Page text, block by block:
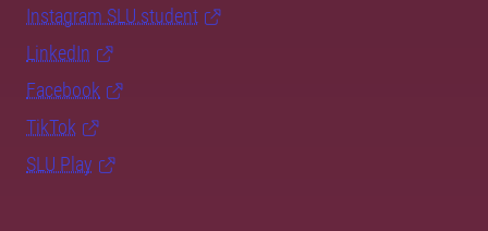
Instagram SLU.student
LinkedIn
Facebook
TikTok
SLU Play